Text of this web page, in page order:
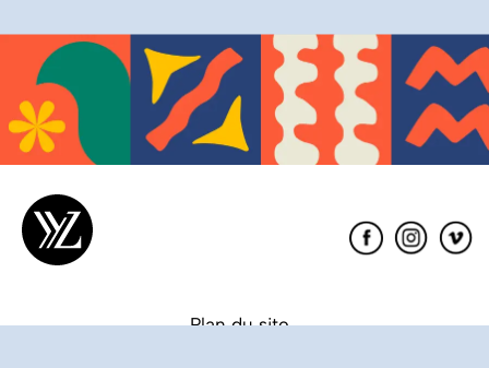
Éditions
XYZ
Plan du site